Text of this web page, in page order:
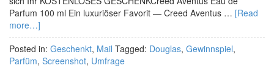
Parfum 100 ml Ein luxuriöser Favorit — Creed Aventus … [Read
more…]
Posted in: Geschenkt, Mail Tagged: Douglas, Gewinnspiel,
Parfüm, Screenshot, Umfrage